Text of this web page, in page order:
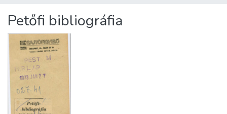
Statistics
About us
Petőfi bibliográfia